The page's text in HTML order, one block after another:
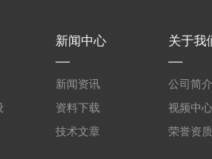
新闻中心
新闻资讯
资料下载
技术文章
关于我
公司简介
视频中心
荣誉资质